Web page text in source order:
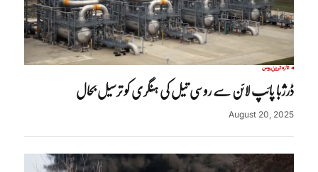
تازہ ترینروس
ڈرژبا پائپ لائن سے روسی تیل کی ہنگری کو ترسیل بحال
August 20, 2025